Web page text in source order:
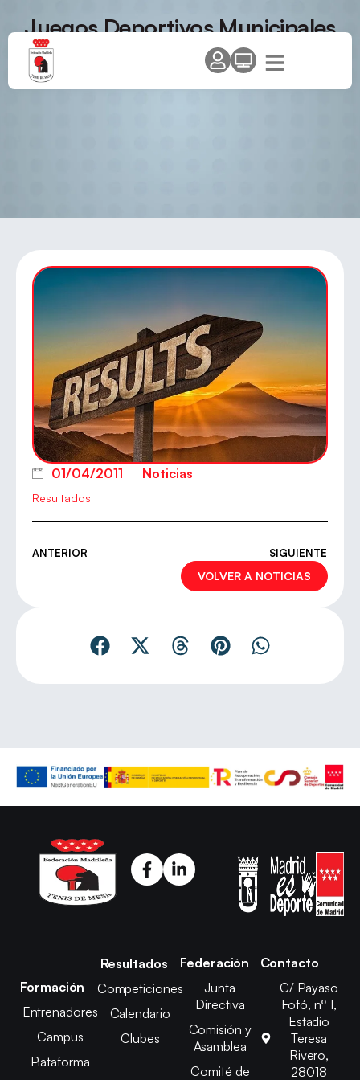
Juegos Deportivos Municipales
de Fuenlabrada
01/04/2011 Noticias
Resultados
ANTERIOR SIGUIENTE
VOLVER A NOTICIAS
Formación
Entrenadores
Campus
Plataforma
Resultados
Competiciones
Calendario
Clubes
Federación
Junta
Directiva
Comisión y
Asamblea
Comité de
Contacto
C/ Payaso
Fofó, nº 1,
Estadio
Teresa
Rivero,
28018